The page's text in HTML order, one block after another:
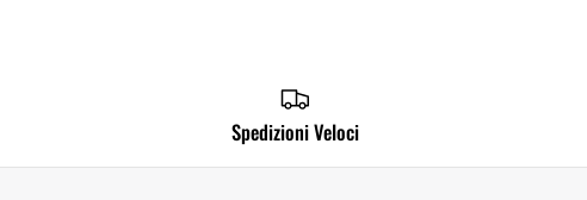
Spedizioni Veloci